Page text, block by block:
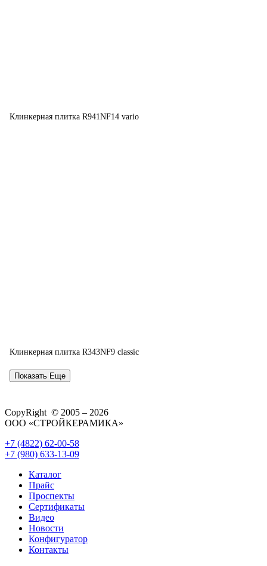
Клинкерная плитка R941NF14 vario
Клинкерная плитка R343NF9 classic
Показать Еще
CopyRight © 2005 – 2026
ООО «СТРОЙКЕРАМИКА»
+7 (4822) 62-00-58
+7 (980) 633-13-09
Каталог
Прайс
Проспекты
Сертификаты
Видео
Новости
Конфигуратор
Контакты